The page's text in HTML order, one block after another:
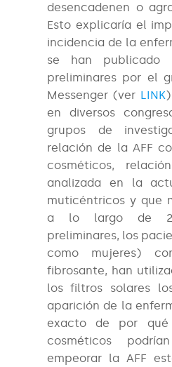
desencadenen o
Esto explicaría el
incidencia de la
se han publicado
preliminares por el
Messenger (ver LINK
en diversos
grupos de
relación de la AFF
cosméticos,
analizada en la
muticéntricos y que
a lo largo de
preliminares, los
como mujeres)
fibrosante, han
los filtros solares
aparición de la
exacto de por qué
cosméticos
empeorar la AFF